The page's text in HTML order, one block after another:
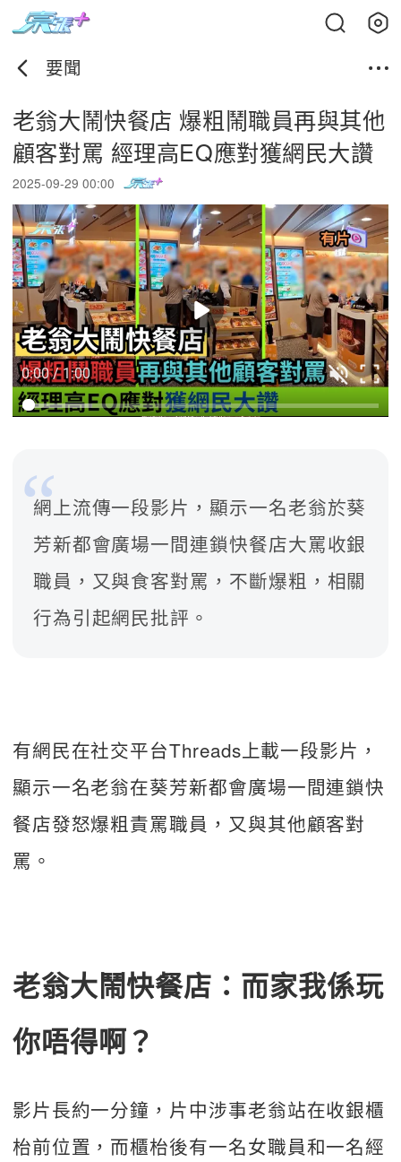
要聞
老翁大鬧快餐店 爆粗鬧職員再與其他
顧客對罵 經理高EQ應對獲網民大讚
2025-09-29 00:00
0:00 / 1:00
網上流傳一段影片，顯示一名老翁於葵
芳新都會廣場一間連鎖快餐店大罵收銀
職員，又與食客對罵，不斷爆粗，相關
行為引起網民批評。
有網民在社交平台Threads上載一段影片，
顯示一名老翁在葵芳新都會廣場一間連鎖快
餐店發怒爆粗責罵職員，又與其他顧客對
罵。
老翁大鬧快餐店：而家我係玩
你唔得啊？
影片長約一分鐘，片中涉事老翁站在收銀櫃
枱前位置，而櫃枱後有一名女職員和一名經